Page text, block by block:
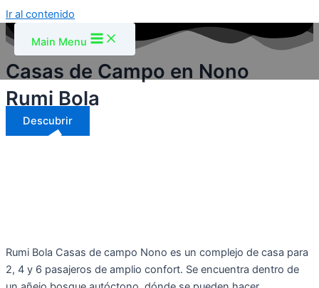
Ir al contenido
Main Menu
Casas de Campo en Nono
Rumi Bola
Descubrir
Rumi Bola Casas de campo Nono es un complejo de casa para
2, 4 y 6 pasajeros de amplio confort. Se encuentra dentro de